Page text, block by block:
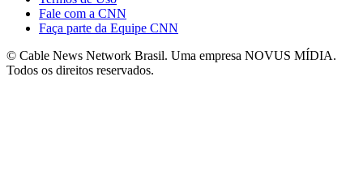
Fale com a CNN
Faça parte da Equipe CNN
© Cable News Network Brasil. Uma empresa NOVUS MÍDIA.
Todos os direitos reservados.